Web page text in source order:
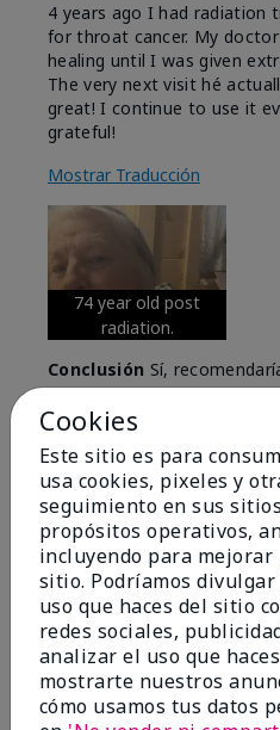
4 years ago I had radiation
for throat cancer. My
healing until I was given
The very next visit hé
great! I continue to use it
grateful!
Mostrar Traducción
74 year old post
radiation.
Conclusión Sí,
¿Le ha
opinión?
6 0
Marcar esta opinión
5
Great Night
EnviadoHace 2 meses
Cookies
Este sitio es para
usa cookies, pixeles y
seguimiento en sus
propósitos operativos,
incluyendo para
sitio. Podríamos
uso que haces del sitio
redes sociales,
analizar el uso que
mostrarte nuestros
cómo usamos tus datos